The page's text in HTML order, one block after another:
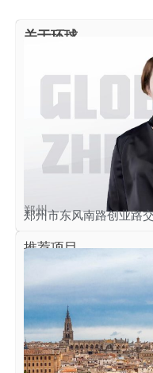
关于环球
郑州
郑州市东风南路创业路
推荐项目